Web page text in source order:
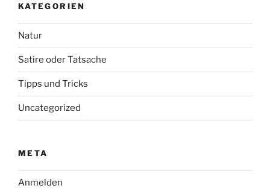
KATEGORIEN
Natur
Satire oder Tatsache
Tipps und Tricks
Uncategorized
META
Anmelden